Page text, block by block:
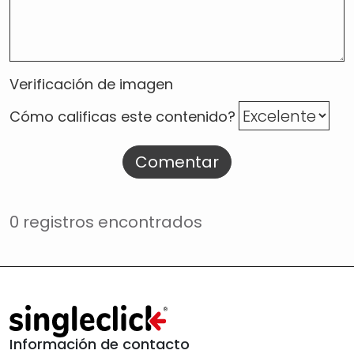
Verificación de imagen
Cómo calificas este contenido?
Comentar
0 registros encontrados
Información de contacto